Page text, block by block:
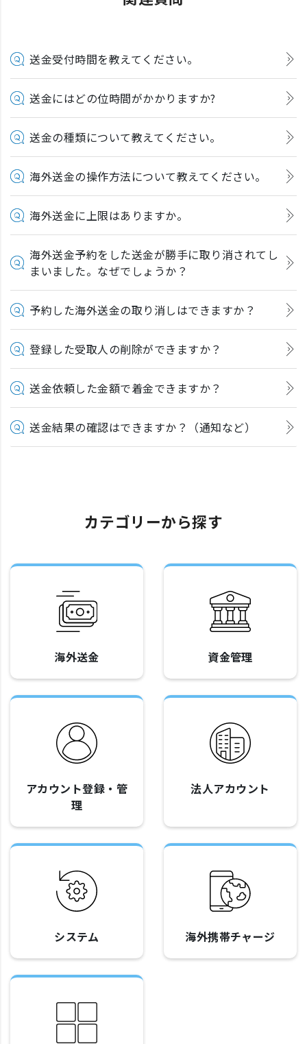
送金受付時間を教えてください。
送金にはどの位時間がかかりますか?
送金の種類について教えてください。
海外送金の操作方法について教えてください。
海外送金に上限はありますか。
海外送金予約をした送金が勝手に取り消されてし
まいました。なぜでしょうか？
予約した海外送金の取り消しはできますか？
登録した受取人の削除ができますか？
送金依頼した金額で着金できますか？
送金結果の確認はできますか？（通知など）
カテゴリーから探す
海外送金 資金管理
アカウント登録・管
理
法人アカウント
システム 海外携帯チャージ